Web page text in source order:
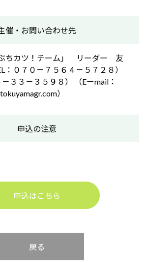
催・お問い合わせ先
ぶちカツ！チーム」 リーダー 友
０７０－７５６４－５７２８）
－３３－３５９８） （Eーmail：
）
申込の注意
申込はこちら
戻る